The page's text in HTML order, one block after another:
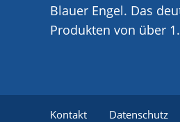
Blauer Engel. Das
Produkten von über
Kontakt Datenschutz